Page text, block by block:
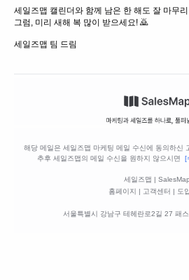
세일즈맵 캘린더와 함께 남은 한 해도 잘 마무
그럼, 미리 새해 복 많이 받으세요! 🙇
세일즈맵 팀 드림
해당 메일은 세일즈맵 마케팅 메일 수신에 동의하신
추후 세일즈맵의 메일 수신을 원하지 않으시면
[
세일즈맵 | SalesMap
홈페이지 | 고객센터 | 도
서울특별시 강남구 테헤란로2길 27 패